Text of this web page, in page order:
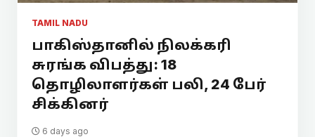
TAMIL NADU
பாகிஸ்தானில் நிலக்கரி
சுரங்க விபத்து: 18
தொழிலாளர்கள் பலி, 24 பேர்
சிக்கினர்
6 days ago